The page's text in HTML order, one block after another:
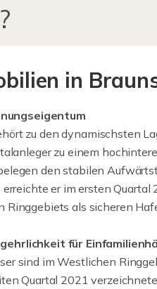
in
zu den dynamischsten
zu einem
den stabilen
erreichte er im ersten
Ringgebiets als sicheren
für
sind im Westlichen
Quartal 2021